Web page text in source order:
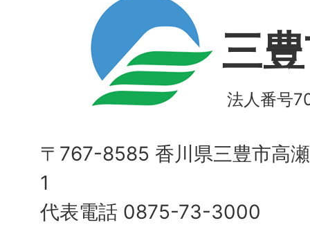
三
法人番号
〒767-8585 香川県三豊市高
1
代表電話 0875-73-3000